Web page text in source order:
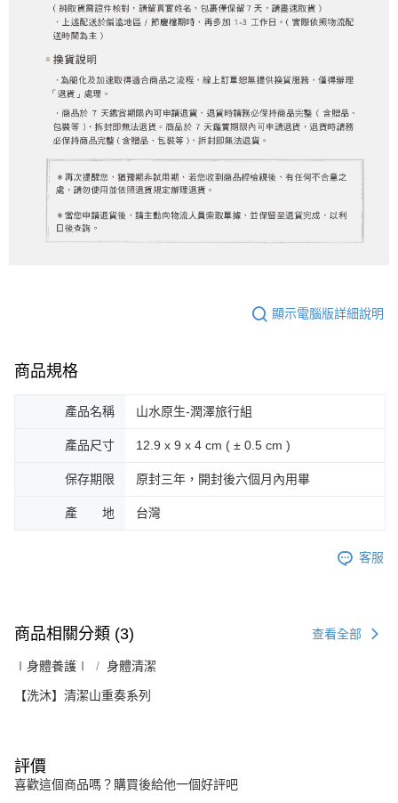
顯示電腦版詳細說明
商品規格
產品名稱 山水原生-潤澤旅行組
產品尺寸 12.9 x 9 x 4 cm ( ± 0.5 cm )
保存期限 原封三年，開封後六個月內用畢
產 地 台灣
客服
商品相關分類 (3) 查看全部
∣身體養護∣ 身體清潔
【洗沐】清潔山重奏系列
評價
喜歡這個商品嗎？購買後給他一個好評吧